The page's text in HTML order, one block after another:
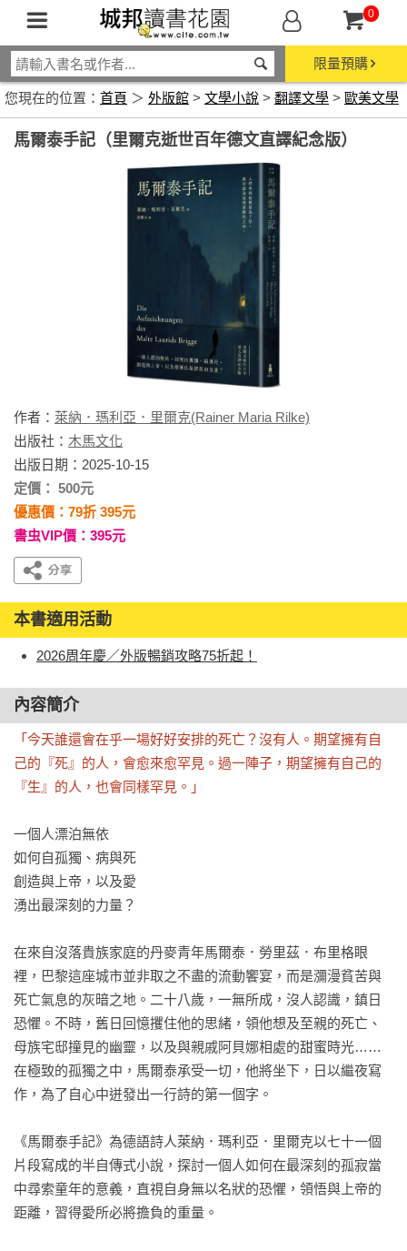
0
限量預購
您現在的位置： 首頁 ＞ 外版館 > 文學小說 > 翻譯文學 > 歐美文學
馬爾泰手記（里爾克逝世百年德文直譯紀念版）
作者： 萊納．瑪利亞．里爾克(Rainer Maria Rilke)
出版社： 木馬文化
出版日期：2025-10-15
定價： 500元
優惠價：79折 395元
書虫VIP價：395元
本書適用活動
2026周年慶／外版暢銷攻略75折起！
內容簡介
「今天誰還會在乎一場好好安排的死亡？沒有人。期望擁有自
己的『死』的人，會愈來愈罕見。過一陣子，期望擁有自己的
『生』的人，也會同樣罕見。」
一個人漂泊無依
如何自孤獨、病與死
創造與上帝，以及愛
湧出最深刻的力量？
在來自沒落貴族家庭的丹麥青年馬爾泰．勞里茲．布里格眼
裡，巴黎這座城市並非取之不盡的流動饗宴，而是瀰漫貧苦與
死亡氣息的灰暗之地。二十八歲，一無所成，沒人認識，鎮日
恐懼。不時，舊日回憶攫住他的思緒，領他想及至親的死亡、
母族宅邸撞見的幽靈，以及與親戚阿貝娜相處的甜蜜時光……
在極致的孤獨之中，馬爾泰承受一切，他將坐下，日以繼夜寫
作，為了自心中迸發出一行詩的第一個字。
《馬爾泰手記》為德語詩人萊納．瑪利亞．里爾克以七十一個
片段寫成的半自傳式小說，探討一個人如何在最深刻的孤寂當
中尋索童年的意義，直視自身無以名狀的恐懼，領悟與上帝的
距離，習得愛所必將擔負的重量。